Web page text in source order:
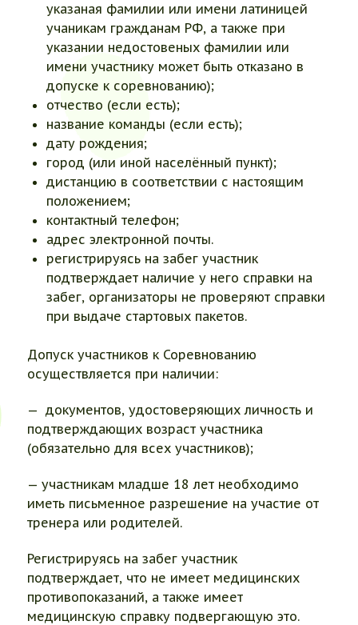
указаная фамилии или имени латиницей
учаникам гражданам РФ, а также при
указании недостовеных фамилии или
имени участнику может быть отказано в
допуске к соревнованию);
отчество (если есть);
название команды (если есть);
дату рождения;
город (или иной населённый пункт);
дистанцию в соответствии с настоящим
положением;
контактный телефон;
адрес электронной почты.
регистрируясь на забег участник
подтверждает наличие у него справки на
забег, организаторы не проверяют справки
при выдаче стартовых пакетов.
Допуск участников к Соревнованию
осуществляется при наличии:
— документов, удостоверяющих личность и
подтверждающих возраст участника
(обязательно для всех участников);
— участникам младше 18 лет необходимо
иметь письменное разрешение на участие от
тренера или родителей.
Регистрируясь на забег участник
подтверждает, что не имеет медицинских
противопоказаний, а также имеет
медицинскую справку подвергающую это.